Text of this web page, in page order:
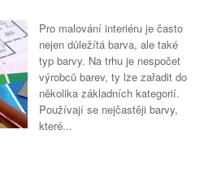
Pro malování interiéru je často
nejen důležítá barva, ale také
typ barvy. Na trhu je nespočet
výrobců barev, ty lze zařadit do
několika základních kategorií.
Používají se nejčastěji barvy,
které...